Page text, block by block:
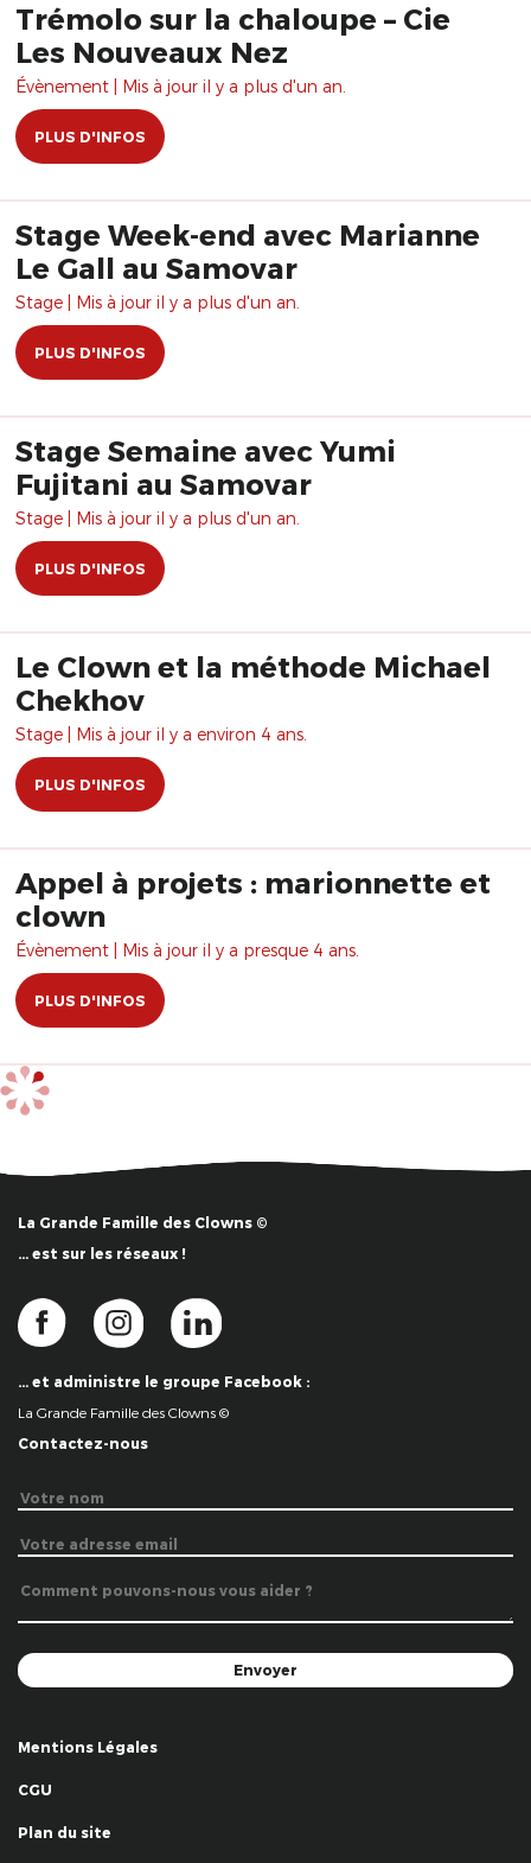
Trémolo sur la chaloupe – Cie
Les Nouveaux Nez
Évènement | Mis à jour il y a plus d'un an.
PLUS D'INFOS
Stage Week-end avec Marianne
Le Gall au Samovar
Stage | Mis à jour il y a plus d'un an.
PLUS D'INFOS
Stage Semaine avec Yumi
Fujitani au Samovar
Stage | Mis à jour il y a plus d'un an.
PLUS D'INFOS
Le Clown et la méthode Michael
Chekhov
Stage | Mis à jour il y a environ 4 ans.
PLUS D'INFOS
Appel à projets : marionnette et
clown
Évènement | Mis à jour il y a presque 4 ans.
PLUS D'INFOS
La Grande Famille des Clowns ©
… est sur les réseaux !
… et administre le groupe Facebook :
La Grande Famille des Clowns ©
Contactez-nous
Mentions Légales
CGU
Plan du site